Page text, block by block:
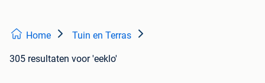
Home Tuin en Terras
305 resultaten voor 'eeklo'